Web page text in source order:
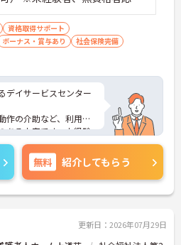
資格取得サポート
ボーナス・賞与あり
社会保険完備
デイサービスセンター
作の介助など、利用者
ある内容です。未経験
ますので安心してスタ
当や資格手当など福利
策ポイントなどさらに
無料 紹介してもらう
更新日：2026年07月29日